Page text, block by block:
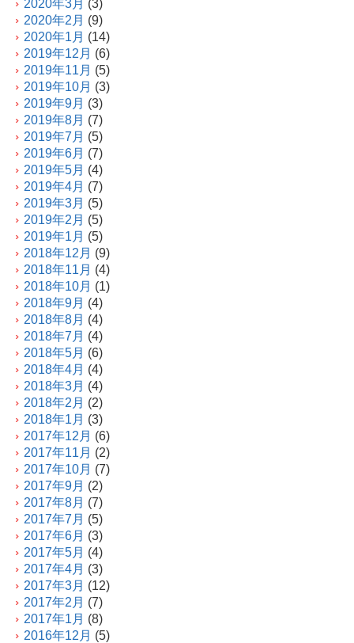
2020年3月 (3)
2020年2月 (9)
2020年1月 (14)
2019年12月 (6)
2019年11月 (5)
2019年10月 (3)
2019年9月 (3)
2019年8月 (7)
2019年7月 (5)
2019年6月 (7)
2019年5月 (4)
2019年4月 (7)
2019年3月 (5)
2019年2月 (5)
2019年1月 (5)
2018年12月 (9)
2018年11月 (4)
2018年10月 (1)
2018年9月 (4)
2018年8月 (4)
2018年7月 (4)
2018年5月 (6)
2018年4月 (4)
2018年3月 (4)
2018年2月 (2)
2018年1月 (3)
2017年12月 (6)
2017年11月 (2)
2017年10月 (7)
2017年9月 (2)
2017年8月 (7)
2017年7月 (5)
2017年6月 (3)
2017年5月 (4)
2017年4月 (3)
2017年3月 (12)
2017年2月 (7)
2017年1月 (8)
2016年12月 (5)